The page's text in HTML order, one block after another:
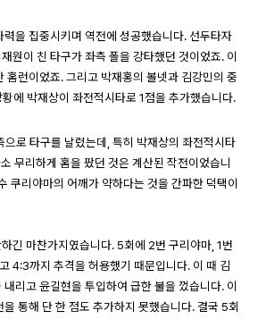
을 집중시키며 역전에 성공했습니다. 선두타자
원이 친 타구가 좌측 폴을 강타했던 것이었죠. 이
홈런이었죠. 그리고 박재홍의 볼넷과 김강민의 중
에 박재상이 좌전적시타로 1점을 추가했습니다.
으로 타구를 날렸는데, 특히 박재상의 좌전적시타
무리하게 홈을 팠던 것은 계산된 작전이었습니
쿠리야마의 어깨가 약하다는 것을 간파한 덕택이
긴 마찬가지였습니다. 5회에 2번 구리야마, 1번
4:3까지 추격을 허용했기 때문입니다. 이 때 김
리고 윤길현을 투입하여 급한 불을 껐습니다. 이
통해 단 한 점도 추가하지 못했습니다. 결국 5회